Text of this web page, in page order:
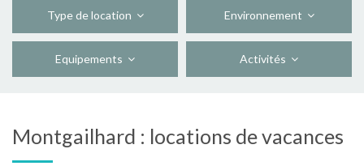
Type de location Environnement
Equipements Activités
Montgailhard : locations de vacances